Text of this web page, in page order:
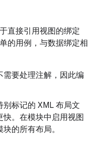
直接引用视图的绑定
的用例，与数据绑定相
需要处理注解，因此编
别标记的 XML 布局文
。在模块中启用视图
的所有布局。